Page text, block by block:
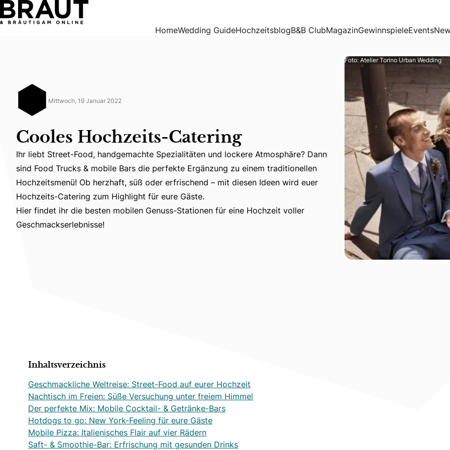
HomeWedding GuideHochzeitsblogB&B ClubMagazinGewinnspieleEvents
Mittwoch, 19 Januar 2022
Cooles Hochzeits-Catering
Ihr liebt Street-Food, handgemachte Spezialitäten und lockere Atmosphäre? Dann sind Food Trucks & mobile
Hier findet ihr die besten mobilen Genuss-Stationen für eine Hochzeit voller Geschmackserlebnisse!
Ihr liebt Street-Food, handgemachte Spezialitäten und lockere Atmosphäre? Dann
sind Food Trucks & mobile Bars die perfekte Ergänzung zu einem traditionellen
Hochzeitsmenü! Ob herzhaft, süß oder erfrischend – mit diesen Ideen wird euer
Hochzeits-Catering zum Highlight für eure Gäste.
Hier findet ihr die besten mobilen Genuss-Stationen für eine Hochzeit voller
Geschmackserlebnisse!
Foto: Atelier Torino Urban Wedding
Inhaltsverzeichnis
Geschmackliche Weltreise: Street-Food auf eurer Hochzeit
Nachtisch im Freien: Süße Versuchung unter freiem Himmel
Der perfekte Mix: Mobile Cocktail- & Getränke-Bars
Hotdogs to go: New York-Feeling für eure Gäste
Mobile Pizza: Italienisches Flair auf vier Rädern
Saft- & Smoothie-Bar: Erfrischung mit gesunden Drinks